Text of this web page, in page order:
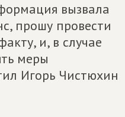
вызвала
прошу провести
и, в случае
меры
Игорь Чистюхин